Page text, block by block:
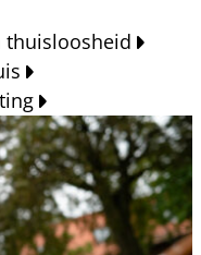
thuisloosheid